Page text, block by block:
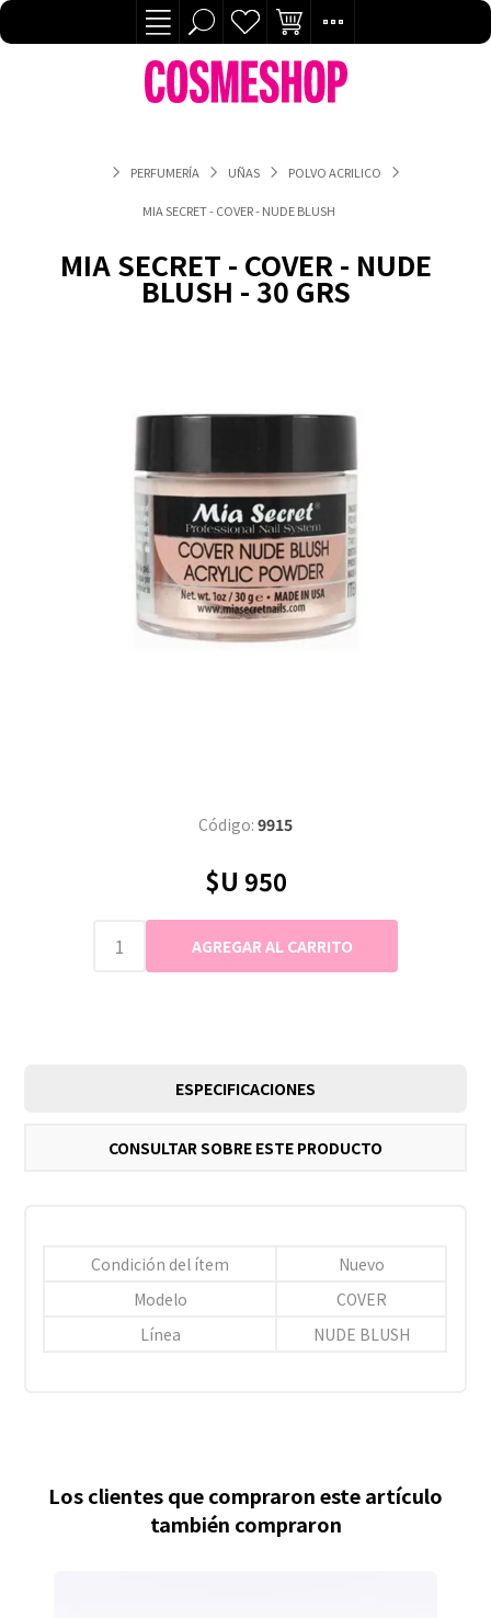
PERFUMERÍA UÑAS POLVO ACRILICO
MIA SECRET - COVER - NUDE BLUSH - 30 GRS
MIA SECRET - COVER - NUDE
BLUSH - 30 GRS
Código: 9915
$U 950
ESPECIFICACIONES
CONSULTAR SOBRE ESTE PRODUCTO
Condición del ítem
Nuevo
Modelo
COVER
Línea
NUDE BLUSH
Los clientes que compraron este artículo
también compraron